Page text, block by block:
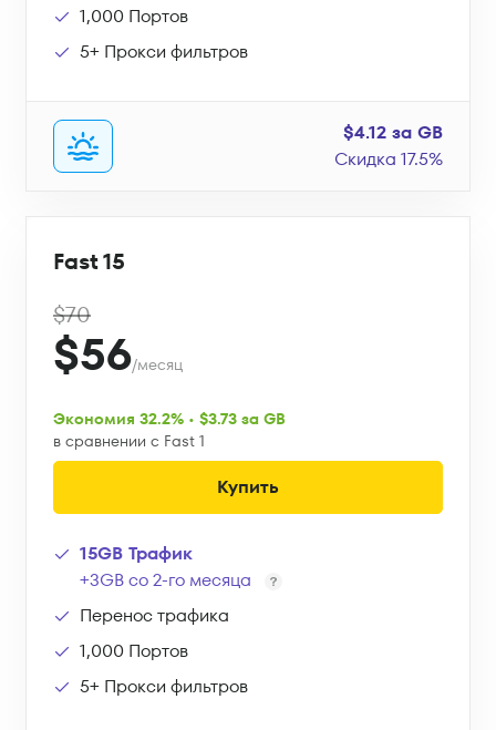
1,000 Портов
5+ Прокси фильтров
$4.12 за GB
Скидка 17.5%
Fast 15
$70
$56/месяц
Экономия 32.2% • $3.73 за GB
в сравнении с Fast 1
Купить
15GB Трафик
+3GB со 2-го месяца
Перенос трафика
1,000 Портов
5+ Прокси фильтров